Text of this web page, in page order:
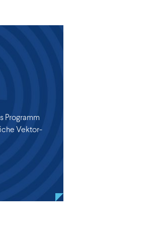
Programm
Vektor-